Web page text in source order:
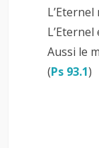
Aussi le
(Ps 93.1)